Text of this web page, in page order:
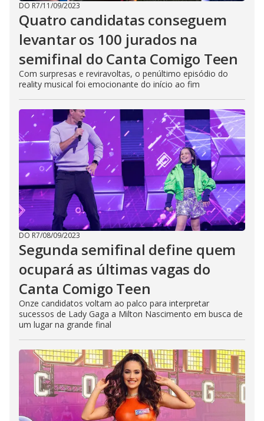
DO R7/11/09/2023
Quatro candidatas conseguem
levantar os 100 jurados na
semifinal do Canta Comigo Teen
Com surpresas e reviravoltas, o penúltimo episódio do
reality musical foi emocionante do início ao fim
DO R7/08/09/2023
Segunda semifinal define quem
ocupará as últimas vagas do
Canta Comigo Teen
Onze candidatos voltam ao palco para interpretar
sucessos de Lady Gaga a Milton Nascimento em busca de
um lugar na grande final